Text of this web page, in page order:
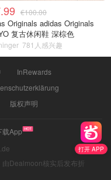
打开 APP
€100.00
Originals adidas Originals
复古休闲鞋 深棕色
781人感兴趣
InRewards
版权声明
载App
Dealmoon核实后发布折